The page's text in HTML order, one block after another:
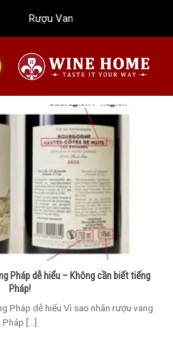
Rượu Vang Wine Home
Pháp dễ hiểu – Không cần biết tiếng
Pháp!
Pháp dễ hiểu Vì sao nhãn rượu vang
Pháp [...]